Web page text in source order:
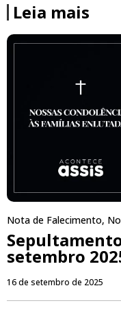
Leia mais
Nota de Falecimento,
setembro
16 de setembro de 2025